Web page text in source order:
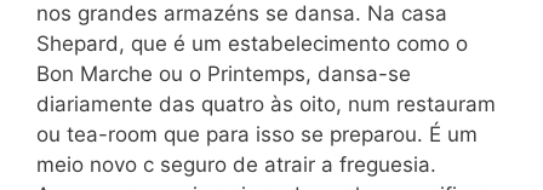
nos grandes armazéns se dansa. Na casa
Shepard, que é um estabelecimento como o
Bon Marche ou o Printemps, dansa-se
diariamente das quatro às oito, num restauram
ou tea-room que para isso se preparou. É um
meio novo c seguro de atrair a freguesia.